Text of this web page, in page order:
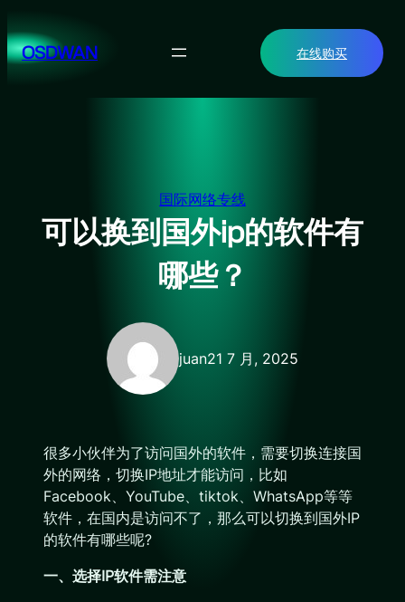
至
内OSDWAN 在线购买
国际网络专线
可以换到国外ip的软件有
哪些？
juan21 7 月, 2025
很多小伙伴为了访问国外的软件，需要切换连接国
外的网络，切换IP地址才能访问，比如
Facebook、YouTube、tiktok、WhatsApp等等
软件，在国内是访问不了，那么可以切换到国外IP
的软件有哪些呢?
一、选择IP软件需注意